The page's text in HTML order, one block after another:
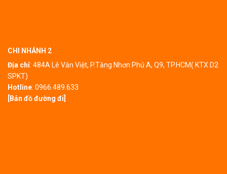
CHI NHÁNH 2
Địa chỉ: 484A Lê Văn Việt, P.Tăng Nhơn Phú A, Q9, TP.HCM( KTX D2
SPKT)
Hotline: 0966.489.633
[Bản đồ đường đi]